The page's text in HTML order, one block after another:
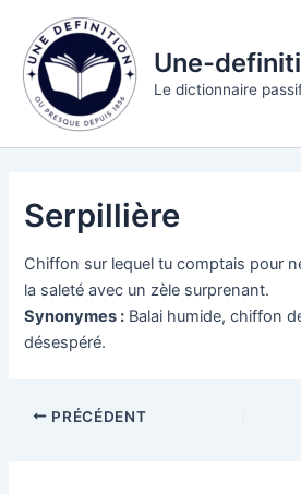
contenu
Une-
Le dictionnaire
Serpillière
Chiffon sur lequel tu comptais pour
la saleté avec un zèle surprenant.
Synonymes : Balai humide, chiffon
désespéré.
PRÉCÉDENT